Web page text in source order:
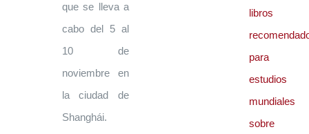
que se lleva a
cabo del 5 al
10 de
noviembre en
la ciudad de
Shanghái.
libros
para
estudios
mundiales
sobre